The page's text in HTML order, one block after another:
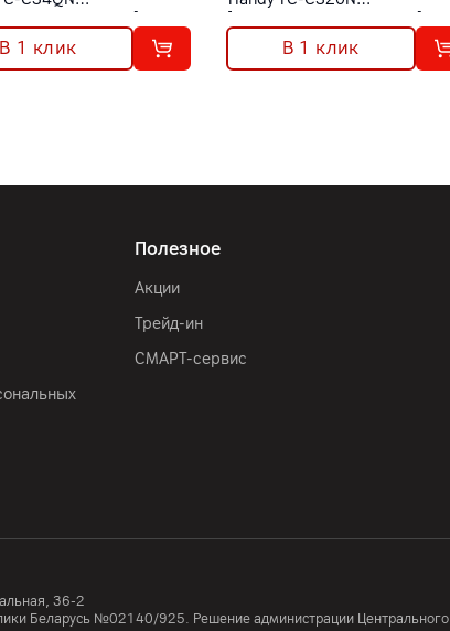
В 1 клик В 1 клик
Полезное
Акции
Трейд-ин
СМАРТ-сервис
36-2
Беларусь №02140/925. Решение администрации Центрального